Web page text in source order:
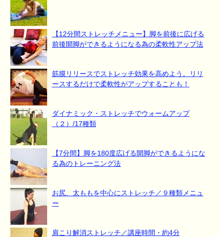
【12分間ストレッチメニュー】脚を前後に広げる
前後開脚ができるようになる為の柔軟性アップ法
筋膜リリースでストレッチ効果を高めよう。リリ
ースするだけで柔軟性がアップすることも！
ダイナミック・ストレッチでウォームアップ
（２）/17種類
【7分間】脚を180度広げる開脚ができるようにな
る為のトレーニング法
お尻、太ももを中心にストレッチ／９種類メニュ
ー
肩こり解消ストレッチ／講座時間・約4分